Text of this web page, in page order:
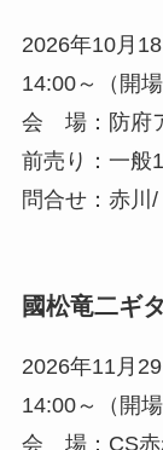
2026年10月
14:00～（開場
会 場：防府
前売り：一
問合せ：赤川
國松竜二ギ
2026年11月
14:00～（開場
会 場：CS赤